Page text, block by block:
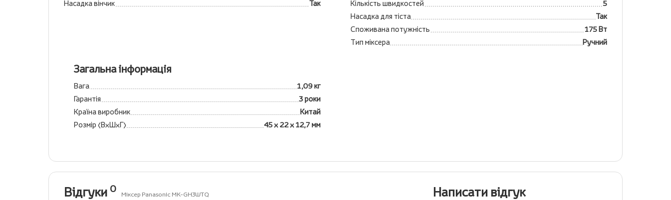
Насадка вінчик Так Кількість швидкостей
5
Насадка для тіста
Так
Споживана потужність
175 Вт
Тип міксера
Ручний
Загальна інформація
Вага
1,09 кг
Гарантія
3 роки
Країна виробник
Китай
Розмір (ВхШхГ)
45 х 22 х 12,7 мм
Відгуки 0 Міксер Panasonic MK-GH3WTQ Написати відгук